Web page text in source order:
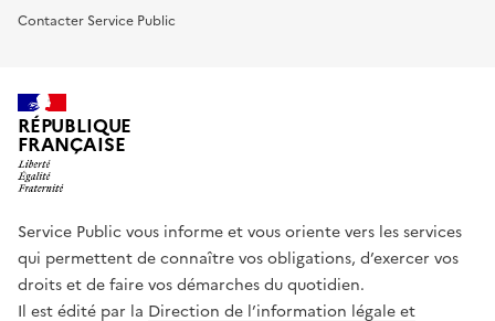
Contacter Service Public
RÉPUBLIQUE
FRANÇAISE
Service Public vous informe et vous oriente vers les services
qui permettent de connaître vos obligations, d’exercer vos
droits et de faire vos démarches du quotidien.
Il est édité par la Direction de l’information légale et